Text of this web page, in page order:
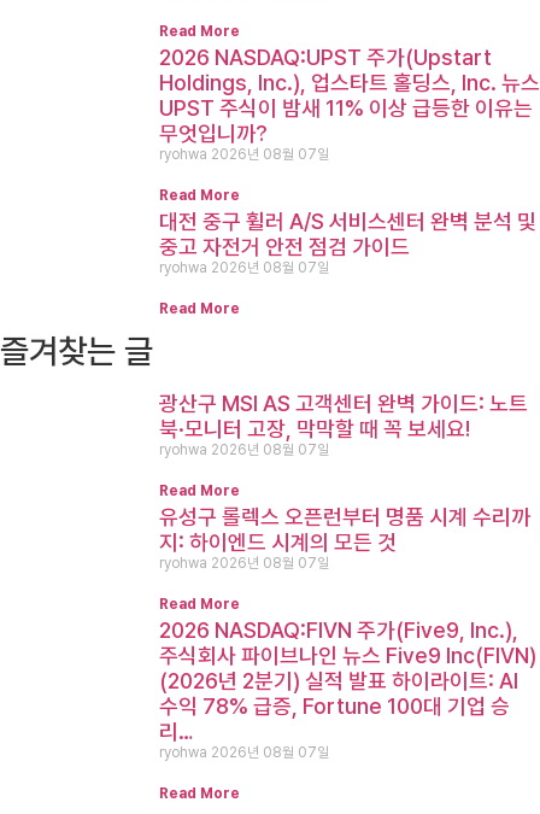
Read More
2026 NASDAQ:UPST 주가(Upstart
Holdings, Inc.), 업스타트 홀딩스, Inc. 뉴스
UPST 주식이 밤새 11% 이상 급등한 이유는
무엇입니까?
ryohwa 2026년 08월 07일
Read More
대전 중구 휠러 A/S 서비스센터 완벽 분석 및
중고 자전거 안전 점검 가이드
ryohwa 2026년 08월 07일
Read More
즐겨찾는 글
광산구 MSI AS 고객센터 완벽 가이드: 노트
북·모니터 고장, 막막할 때 꼭 보세요!
ryohwa 2026년 08월 07일
Read More
유성구 롤렉스 오픈런부터 명품 시계 수리까
지: 하이엔드 시계의 모든 것
ryohwa 2026년 08월 07일
Read More
2026 NASDAQ:FIVN 주가(Five9, Inc.),
주식회사 파이브나인 뉴스 Five9 Inc(FIVN)
(2026년 2분기) 실적 발표 하이라이트: AI
수익 78% 급증, Fortune 100대 기업 승
리…
ryohwa 2026년 08월 07일
Read More